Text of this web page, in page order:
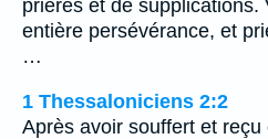
prières et de supplications.
entière persévérance, et
…
1 Thessaloniciens 2:2
Après avoir souffert et